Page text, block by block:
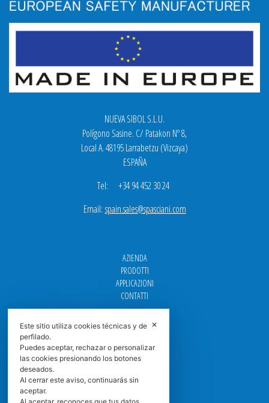
NUEVA SIBOL S.L.U.
Polígono Sasine. C/ Patakon Nº 8,
Local A. 48195 Larrabetzu (Vizcaya)
ESPAÑA
Tel: +34 94 452 30 24
Email: spain.sales@spasciani.com
AZIENDA
PRODOTTI
APPLICAZIONI
CONTATTI
GUIDA FILTRI
CENTRI ASSISTENZA
DOWNLOAD
NEWS
CARRIERA
✕
Este sitio utiliza cookies técnicas y de
perfilado.
Puedes aceptar, rechazar o personalizar
las cookies presionando los botones
deseados.
Al cerrar este aviso, continuarás sin
aceptar.